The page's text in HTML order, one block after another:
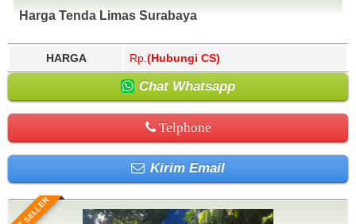
Harga Tenda Limas Surabaya
HARGA Rp. (Hubungi CS)
Chat Whatsapp
Telphone
Kirim Email